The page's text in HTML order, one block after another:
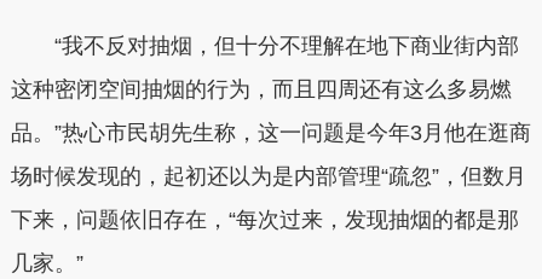
“我不反对抽烟，但十分不理解在地下商业街内部
这种密闭空间抽烟的行为，而且四周还有这么多易燃
品。”热心市民胡先生称，这一问题是今年3月他在逛商
场时候发现的，起初还以为是内部管理“疏忽”，但数月
下来，问题依旧存在，“每次过来，发现抽烟的都是那
几家。”